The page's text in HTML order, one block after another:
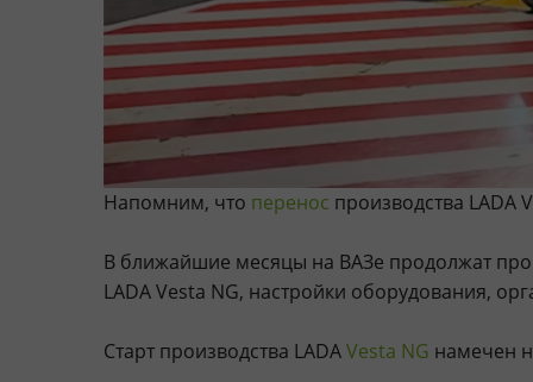
Напомним, что перенос производства LADA
В ближайшие месяцы на ВАЗе продолжат
LADA Vesta NG, настройки оборудования,
Старт производства LADAVesta NG намечен